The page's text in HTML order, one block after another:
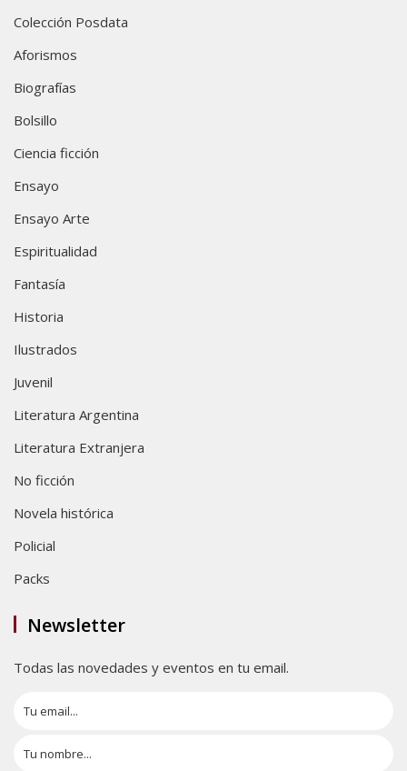
Colección Posdata
Aforismos
Biografías
Bolsillo
Ciencia ficción
Ensayo
Ensayo Arte
Espiritualidad
Fantasía
Historia
Ilustrados
Juvenil
Literatura Argentina
Literatura Extranjera
No ficción
Novela histórica
Policial
Packs
Newsletter
Todas las novedades y eventos en tu email.